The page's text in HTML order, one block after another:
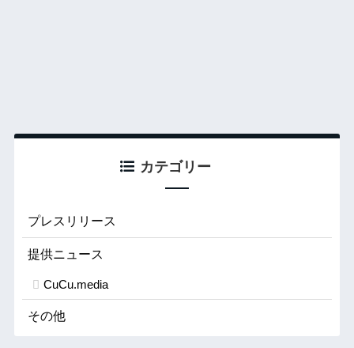
カテゴリー
プレスリリース
提供ニュース
CuCu.media
その他